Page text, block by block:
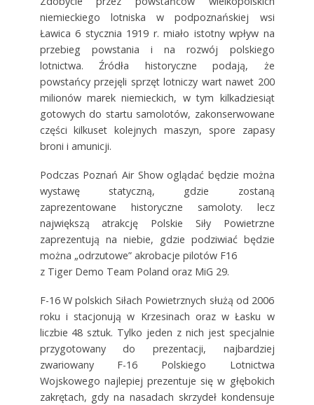
niemieckiego lotniska w podpoznańskiej wsi
Ławica 6 stycznia 1919 r. miało istotny wpływ na
przebieg powstania i na rozwój polskiego
lotnictwa. Źródła historyczne podają, że
powstańcy przejęli sprzęt lotniczy wart nawet 200
milionów marek niemieckich, w tym kilkadziesiąt
gotowych do startu samolotów, zakonserwowane
części kilkuset kolejnych maszyn, spore zapasy
broni i amunicji.
Podczas Poznań Air Show oglądać będzie można
wystawę statyczną, gdzie zostaną
zaprezentowane historyczne samoloty. lecz
największą atrakcję Polskie Siły Powietrzne
zaprezentują na niebie, gdzie podziwiać będzie
można „odrzutowe” akrobacje pilotów F16
z Tiger Demo Team Poland oraz MiG 29.
F-16 W polskich Siłach Powietrznych służą od 2006
roku i stacjonują w Krzesinach oraz w Łasku w
liczbie 48 sztuk. Tylko jeden z nich jest specjalnie
przygotowany do prezentacji, najbardziej
zwariowany F-16 Polskiego Lotnictwa
Wojskowego najlepiej prezentuje się w głębokich
zakrętach, gdy na nasadach skrzydeł kondensuje